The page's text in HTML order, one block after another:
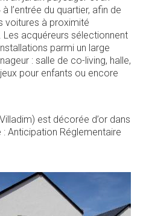
l’entrée du quartier, afin de
voitures à proximité
acquéreurs sélectionnent
parmi un large
: salle de co-living, halle,
pour enfants ou encore
est décorée d’or dans
Anticipation Réglementaire